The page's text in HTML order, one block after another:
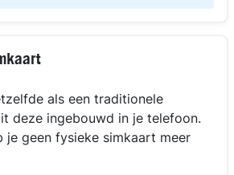
als een traditionele
deze ingebouwd in je telefoon.
je geen fysieke simkaart meer